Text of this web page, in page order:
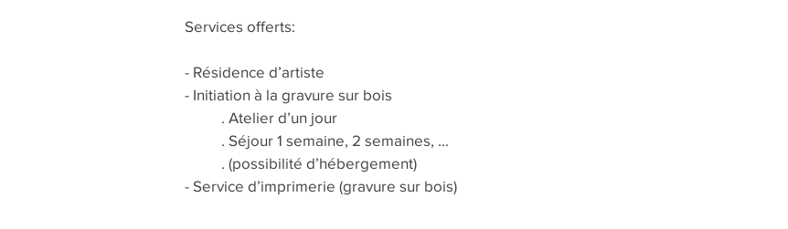
Services offerts:
- Résidence d’artiste
- Initiation à la gravure sur bois
. Atelier d’un jour
. Séjour 1 semaine, 2 semaines, ...
. (possibilité d’hébergement)
- Service d’imprimerie (gravure sur bois)